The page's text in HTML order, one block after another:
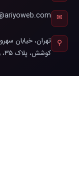
✉
⚲
تهران، خیابان
کوشش، پلاک ۳۵، واحد ۲ — کد پستی ۱۵۵۱۷۱۸۶۱۳